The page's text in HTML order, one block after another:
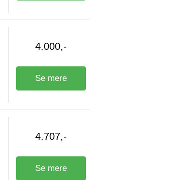
4.000,-
Se mere
4.707,-
Se mere